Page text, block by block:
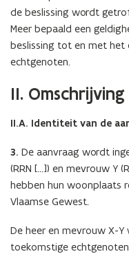
de beslissing wordt
Meer bepaald een
beslissing tot en met het
echtgenoten.
II.
II.A. Identiteit van de
3. De aanvraag wordt
(RRN […]) en mevrouw Y
hebben hun woonplaats
Vlaamse Gewest.
De heer en mevrouw X-
toekomstige